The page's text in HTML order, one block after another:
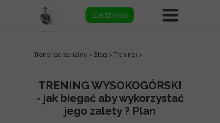
Zadzwoń
Trener personalny > Blog > Treningi >
TRENING WYSOKOGÓRSKI
- jak biegać aby wykorzystać
jego zalety ? Plan